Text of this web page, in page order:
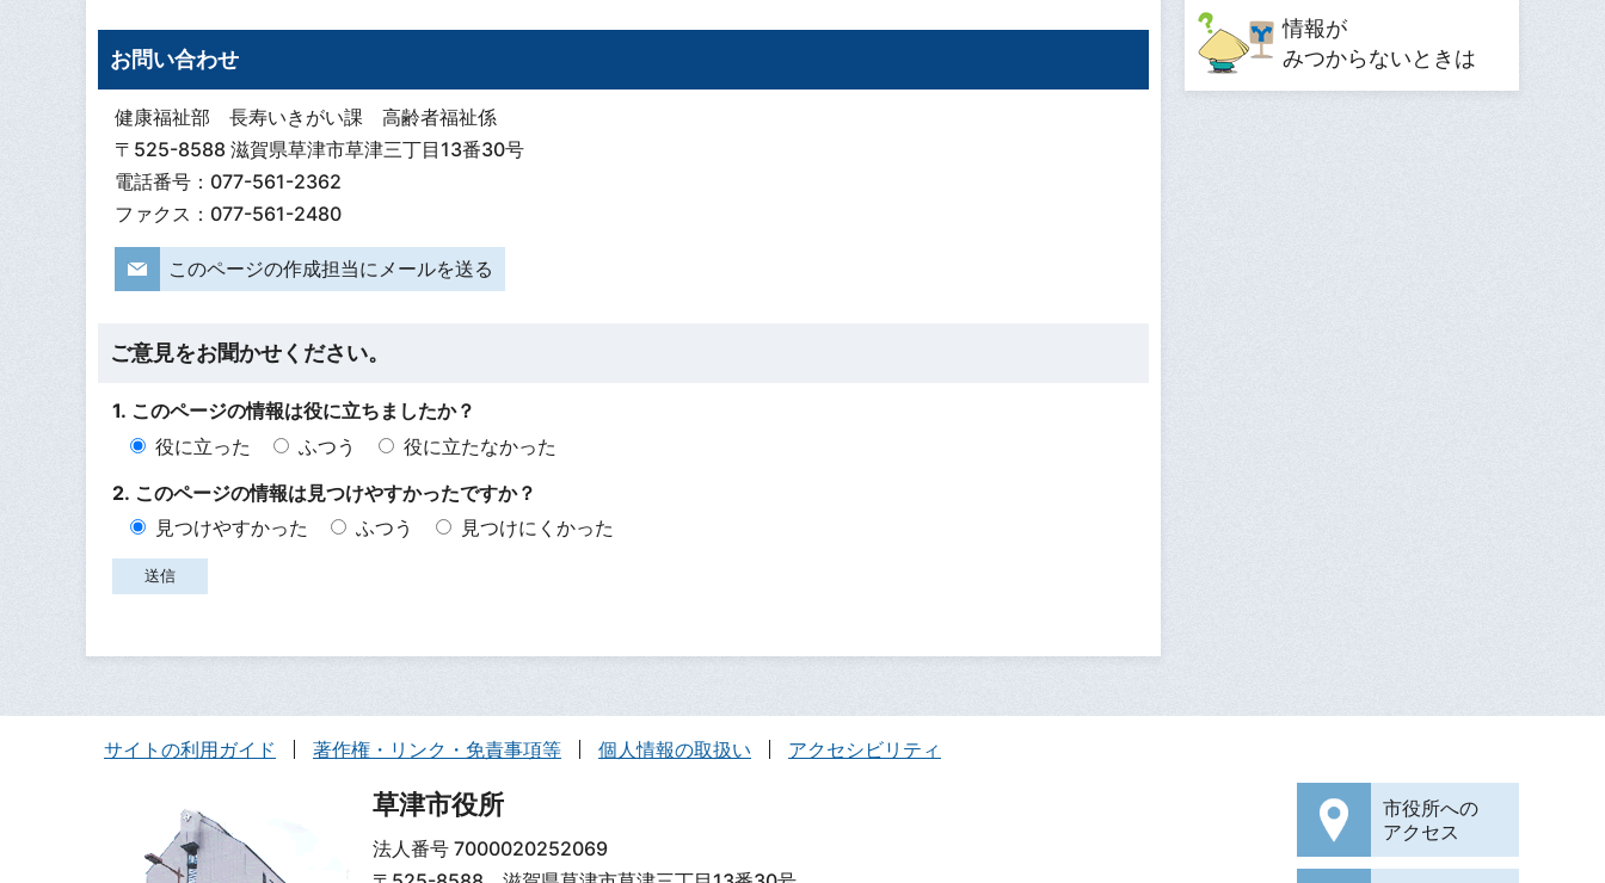
お問い合わせ
健康福祉部 長寿いきがい課 高齢者福祉係
〒525-8588 滋賀県草津市草津三丁目13番30号
電話番号：077-561-2362
ファクス：077-561-2480
このページの作成担当にメールを送る
ご意見をお聞かせください。
1. このページの情報は役に立ちましたか？
役に立った
ふつう
役に立たなかった
2. このページの情報は見つけやすかったですか？
見つけやすかった
ふつう 見つけにくかった
情報が
みつからないときは
サイトの利用ガイド 著作権・リンク・免責事項等 個人情報の取扱い アクセシビリティ
草津市役所
法人番号 7000020252069
市役所への
アクセス